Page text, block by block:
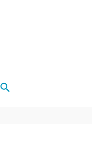
Rechercher